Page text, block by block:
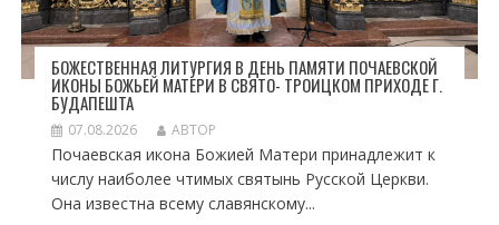
БОЖЕСТВЕННАЯ ЛИТУРГИЯ В ДЕНЬ ПАМЯТИ ПОЧАЕВСКОЙ
ИКОНЫ БОЖЬЕЙ МАТЕРИ В СВЯТО- ТРОИЦКОМ ПРИХОДЕ Г.
БУДАПЕШТА
07.08.2026 АВТОР
Почаевская икона Божией Матери принадлежит к
числу наиболее чтимых святынь Русской Церкви.
Она известна всему славянскому...